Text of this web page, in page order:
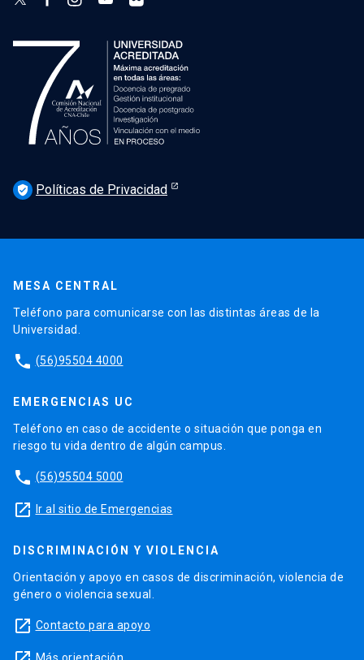
verified_user Políticas de Privacidad
MESA CENTRAL
Teléfono para comunicarse con las distintas áreas de la
Universidad.
phone (56)95504 4000
EMERGENCIAS UC
Teléfono en caso de accidente o situación que ponga en
riesgo tu vida dentro de algún campus.
phone (56)95504 5000
launch Ir al sitio de Emergencias
DISCRIMINACIÓN Y VIOLENCIA
Orientación y apoyo en casos de discriminación, violencia de
género o violencia sexual.
launch Contacto para apoyo